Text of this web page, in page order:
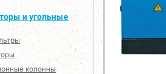
и угольные
колонны